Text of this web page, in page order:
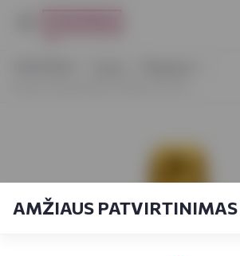
AMŽIAUS PATVIRTINIMAS